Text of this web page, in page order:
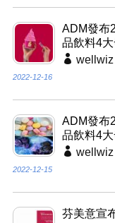
ADM發布
品飲料4
wellwiz
2022-12-16
ADM發布
品飲料4
wellwiz
2022-12-15
芬美意宣